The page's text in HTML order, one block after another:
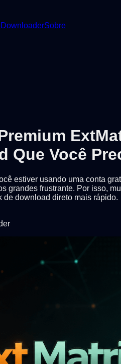
Sobre
Que Você
estiver usando uma conta
grandes frustrante. Por isso,
de download direto mais rápido.